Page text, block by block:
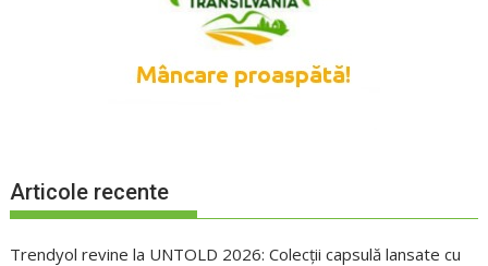
Articole recente
Trendyol revine la UNTOLD 2026: Colecții capsulă lansate cu